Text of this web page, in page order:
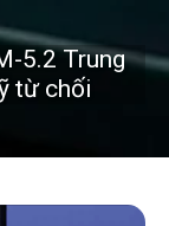
5.2 Trung
từ chối